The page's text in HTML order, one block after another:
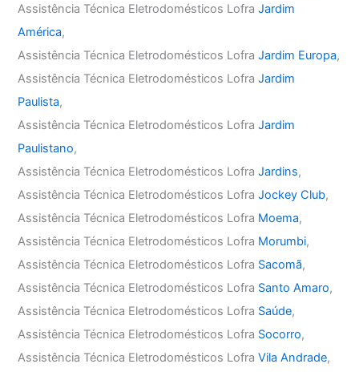
Assistência Técnica Eletrodomésticos LofraJardim
América,
Assistência Técnica Eletrodomésticos LofraJardim Europa,
Assistência Técnica Eletrodomésticos LofraJardim
Paulista,
Assistência Técnica Eletrodomésticos LofraJardim
Paulistano,
Assistência Técnica Eletrodomésticos LofraJardins,
Assistência Técnica Eletrodomésticos LofraJockey Club,
Assistência Técnica Eletrodomésticos Lofra Moema,
Assistência Técnica Eletrodomésticos Lofra Morumbi,
Assistência Técnica Eletrodomésticos Lofra Sacomã,
Assistência Técnica Eletrodomésticos Lofra Santo Amaro,
Assistência Técnica Eletrodomésticos Lofra Saúde,
Assistência Técnica Eletrodomésticos Lofra Socorro,
Assistência Técnica Eletrodomésticos LofraVila Andrade,